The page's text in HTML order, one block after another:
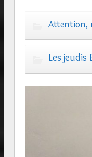
Attention,
Les jeudis